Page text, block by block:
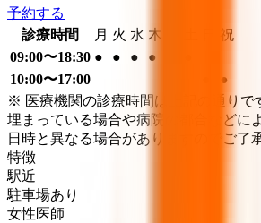
予約する
診療時間
月 火 水 木
祝
09:00〜18:30 ● ● ● ●
10:00〜17:00
●
※ 医療機関の診療時間は上記の通りで
埋まっている場合や病院の都合などに
日時と異なる場合がありますのでご了
特徴
駅近
駐車場あり
女性医師